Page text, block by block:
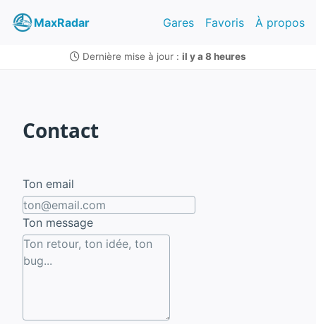
MaxRadar Gares Favoris À propos
Dernière mise à jour : il y a 8 heures
Contact
Ton email
Ton message